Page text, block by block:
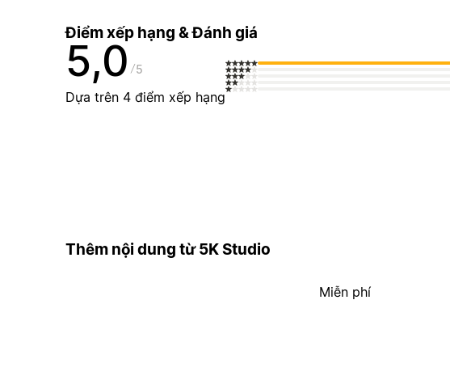
Điểm xếp hạng & Đánh giá
5,0 5
Dựa trên 4 điểm xếp hạng
Thêm nội dung từ 5K Studio
Miễn phí